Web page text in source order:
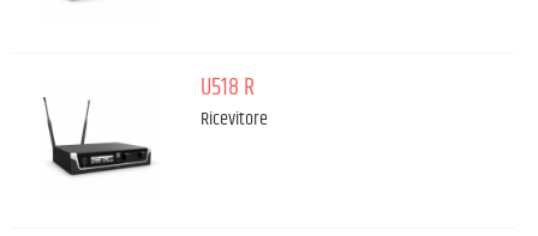
U518 R
Ricevitore